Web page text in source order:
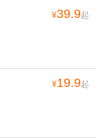
¥39.9起
¥19.9起